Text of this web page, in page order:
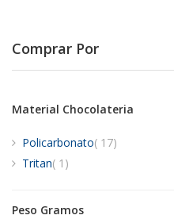
Comprar Por
Material Chocolateria
Policarbonato 17artículos
Tritan 1 artículo
Peso Gramos